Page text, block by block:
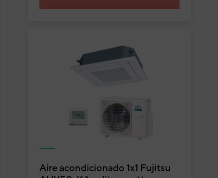
Aire acondicionado 1x1 Fujitsu